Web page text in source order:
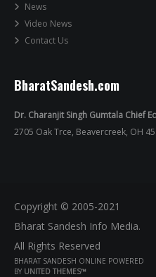
News
Video News
Contact Us
BharatSandesh.com
Dr. Charanjit Singh Gumtala Chief
2705 Oak Trce, Beavercreek, OH
Copyright © 2005-2021
Bharat Sandesh Info Media.
All Rights Reserved
BHARAT SANDESH ONLINE POWERED
BY UNITED THEMES™